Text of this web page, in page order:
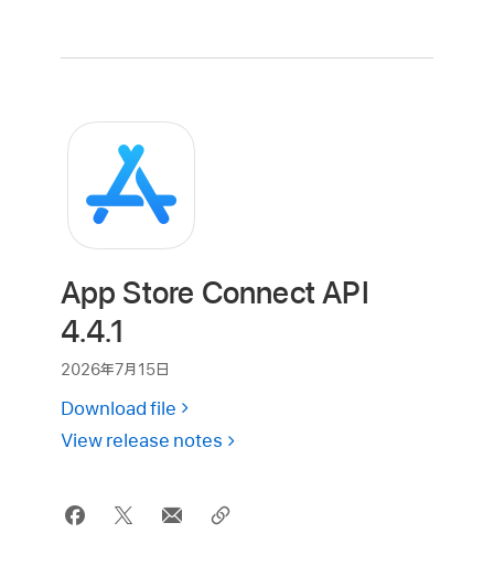
App Store Connect API
4.4.1
2026年7月15日
Download file
View release notes